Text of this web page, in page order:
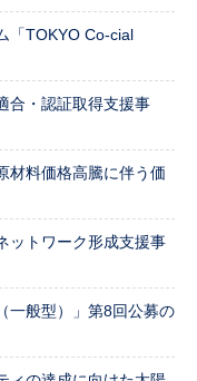
「TOKYO Co-cial
合・認証取得支援事
材料価格高騰に伴う価
ットワーク形成支援事
一般型）」第8回公募の